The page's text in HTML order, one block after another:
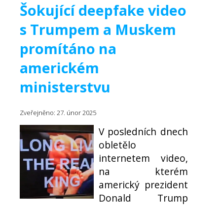
Šokující deepfake video
s Trumpem a Muskem
promítáno na
americkém
ministerstvu
Zveřejněno: 27. únor 2025
V posledních dnech
obletělo
internetem video,
na kterém
americký prezident
Donald Trump